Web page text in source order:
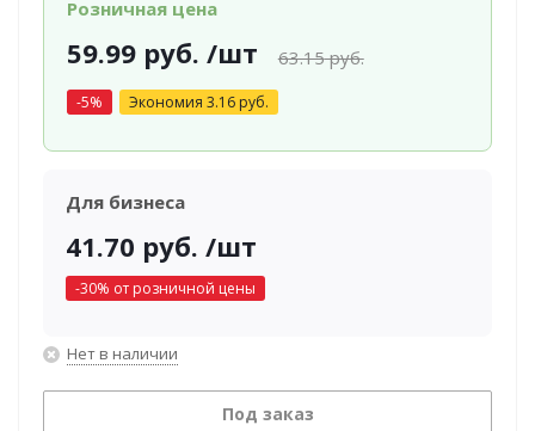
Розничная цена
59.99руб. /шт 63.15руб.
-5% Экономия 3.16руб.
Для бизнеса
41.70 руб. /шт
-30% от розничной цены
Нет в наличии
Под заказ